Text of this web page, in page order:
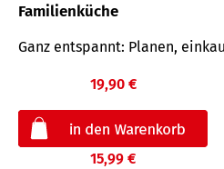
Familienküche
Ganz entspannt: Planen,
19,90 €
15,99 €